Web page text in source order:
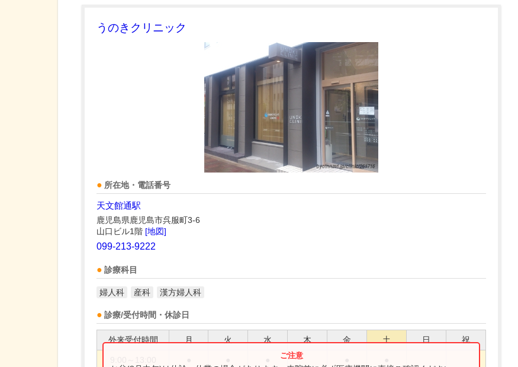
うのきクリニック
所在地・電話番号
天文館通駅
鹿児島県鹿児島市呉服町3-6
山口ビル1階 [地図]
099-213-9222
診療科目
婦人科 産科 漢方婦人科
診療/受付時間・休診日
外来受付時間 月 火 水 木 金 土 日 祝